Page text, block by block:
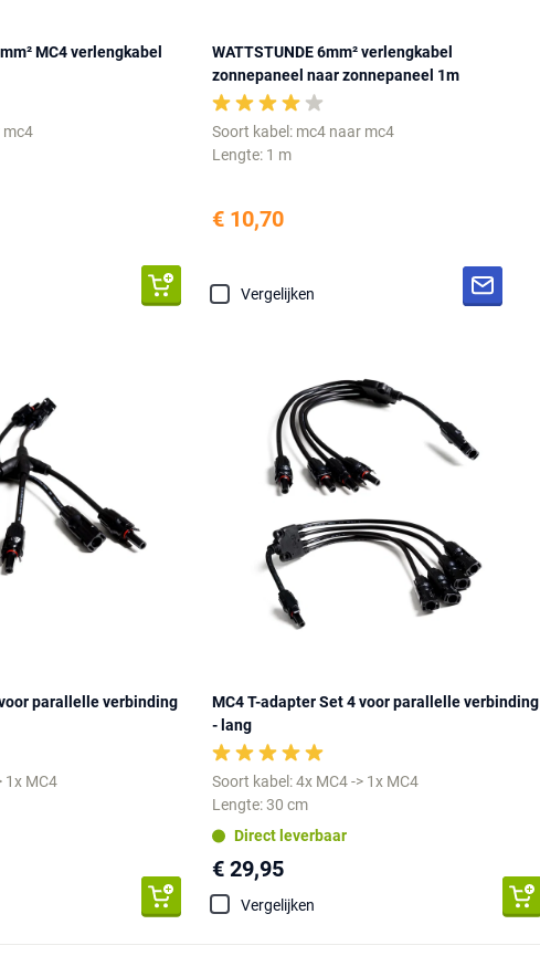
MC4 verlengkabel
mc4
WATTSTUNDE 6mm² verlengkabel
zonnepaneel naar zonnepaneel 1m
Soort kabel: mc4 naar mc4
Lengte: 1 m
€ 10,70
Vergelijken
parallelle verbinding
1x MC4
MC4 T-adapter Set 4 voor parallelle verbinding
- lang
Soort kabel: 4x MC4 -> 1x MC4
Lengte: 30 cm
Direct leverbaar
€ 29,95
Vergelijken